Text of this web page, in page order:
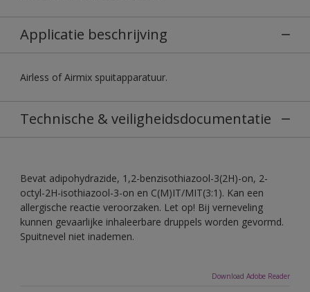
Applicatie beschrijving
Airless of Airmix spuitapparatuur.
Technische & veiligheidsdocumentatie
Bevat adipohydrazide, 1,2-benzisothiazool-3(2H)-on, 2-
octyl-2H-isothiazool-3-on en C(M)IT/MIT(3:1). Kan een
allergische reactie veroorzaken. Let op! Bij verneveling
kunnen gevaarlijke inhaleerbare druppels worden gevormd.
Spuitnevel niet inademen.
Download Adobe Reader